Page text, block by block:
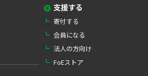
支援する
寄付する
会員になる
法人の方向け
FoEストア